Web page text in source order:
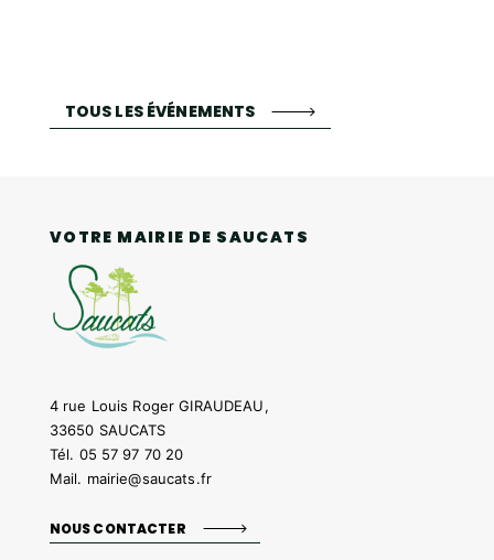
TOUS LES ÉVÉNEMENTS
VOTRE MAIRIE DE SAUCATS
4 rue Louis Roger GIRAUDEAU,
33650 SAUCATS
Tél. 05 57 97 70 20
Mail. mairie@saucats.fr
NOUS CONTACTER